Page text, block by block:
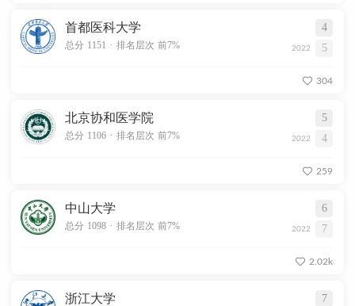
首都医科大学 4
总分 1151 . 排名层次 前7% 2022 5
304
北京协和医学院 5
总分 1106 . 排名层次 前7% 2022 4
259
中山大学 6
总分 1098 . 排名层次 前7% 2022 7
2.02k
浙江大学 7